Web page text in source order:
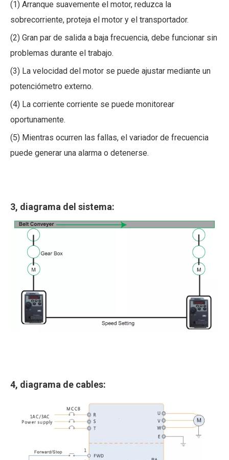
(1) Arranque suavemente el motor, reduzca la
sobrecorriente, proteja el motor y el transportador.
(2) Gran par de salida a baja frecuencia, debe funcionar sin
problemas durante el trabajo.
(3) La velocidad del motor se puede ajustar mediante un
potenciómetro externo.
(4) La corriente corriente se puede monitorear
oportunamente.
(5) Mientras ocurren las fallas, el variador de frecuencia
puede generar una alarma o detenerse.
3, diagrama del sistema:
4, diagrama de cables: